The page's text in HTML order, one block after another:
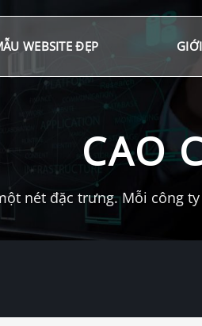
WEBSITE ĐẸP
CAO
nét đặc trưng. Mỗi công